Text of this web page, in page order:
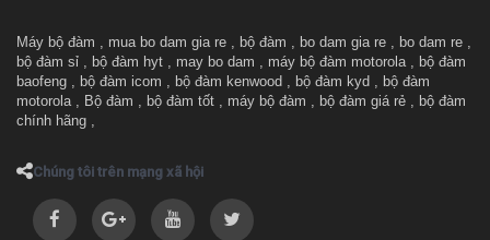
Máy bộ đàm , mua bo dam gia re , bộ đàm , bo dam gia re , bo dam re ,
bộ đàm sỉ , bộ đàm hyt , may bo dam , máy bộ đàm motorola, bộ đàm
baofeng , bộ đàm icom , bộ đàm kenwood , bộ đàm kyd , bộ đàm
motorola, Bộ đàm , bộ đàm tốt , máy bộ đàm , bộ đàm giá rẻ , bộ đàm
chính hãng ,
Chúng tôi trên mạng xã hội